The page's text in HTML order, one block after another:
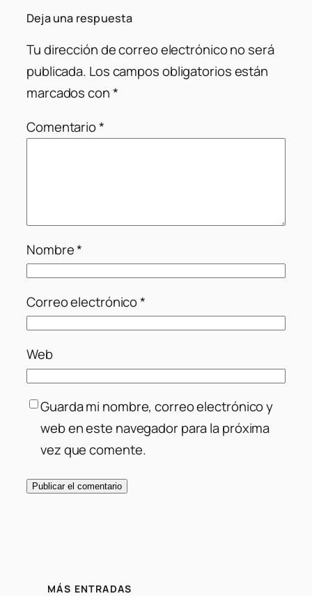
Deja una respuesta
Tu dirección de correo electrónico no será
publicada. Los campos obligatorios están
marcados con*
Comentario*
Nombre*
Correo electrónico*
Web
Guarda mi nombre, correo electrónico y
web en este navegador para la próxima
vez que comente.
MÁS ENTRADAS